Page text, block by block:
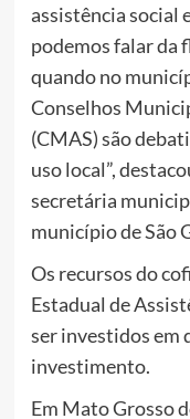
assistência social
podemos falar da
quando no
Conselhos
(CMAS) são
uso local”,
secretária
município de São
Os recursos do
Estadual de
ser investidos em
investimento.
Em Mato Grosso